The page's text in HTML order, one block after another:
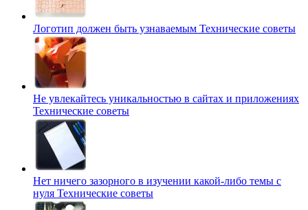
Логотип должен быть узнаваемым Технические советы
Не увлекайтесь уникальностью в сайтах и приложениях
Технические советы
Нет ничего зазорного в изучении какой-либо темы с
нуля Технические советы